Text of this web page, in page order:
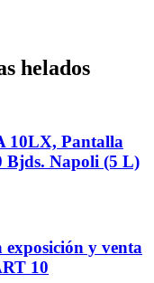
helados
10LX, Pantalla
Bjds. Napoli (5 L)
y venta
10